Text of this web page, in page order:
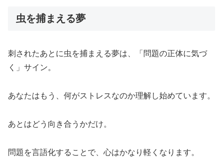
虫を捕まえる夢
刺されたあとに虫を捕まえる夢は、「問題の正体に気づ
く」サイン。
あなたはもう、何がストレスなのか理解し始めています。
あとはどう向き合うかだけ。
問題を言語化することで、心はかなり軽くなります。